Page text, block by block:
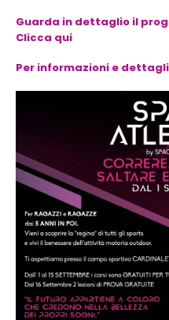
Guarda in dettaglio il
Clicca qui
Per informazioni e